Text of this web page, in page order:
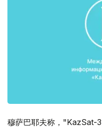
穆萨巴耶夫称，"KazSat-